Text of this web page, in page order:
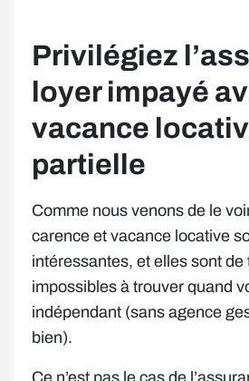
Privilégiez
loyer impayé
vacance
partielle
Comme nous venons de le
carence et vacance locative
intéressantes, et elles sont de
impossibles à trouver quand
indépendant (sans agence
bien).